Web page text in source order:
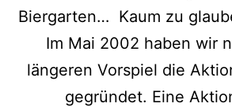
Biergarten… Kaum zu
Im Mai 2002 haben wir
längeren Vorspiel die
gegründet. Eine